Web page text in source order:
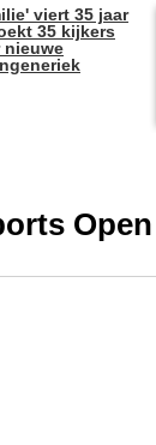
viert 35 jaar
35 kijkers
nieuwe
Open